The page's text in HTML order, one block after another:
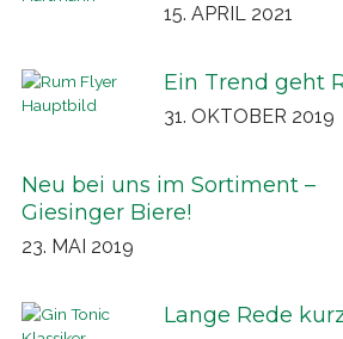
15. APRIL 2021
Ein Trend geht
31. OKTOBER 2019
Neu bei uns im Sortiment –
Giesinger Biere!
23. MAI 2019
Lange Rede